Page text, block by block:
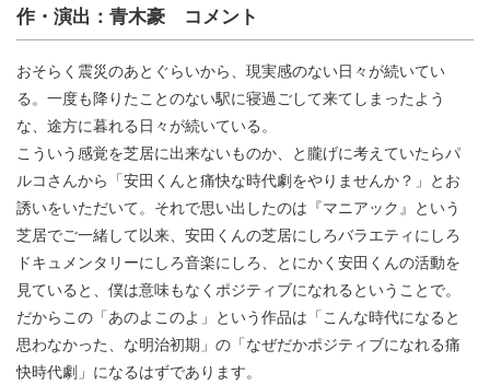
作・演出：青木豪 コメント
おそらく震災のあとぐらいから、現実感のない日々が続いてい
る。一度も降りたことのない駅に寝過ごして来てしまったよう
な、途方に暮れる日々が続いている。
こういう感覚を芝居に出来ないものか、と朧げに考えていたらパ
ルコさんから「安田くんと痛快な時代劇をやりませんか？」とお
誘いをいただいて。それで思い出したのは『マニアック』という
芝居でご一緒して以来、安田くんの芝居にしろバラエティにしろ
ドキュメンタリーにしろ音楽にしろ、とにかく安田くんの活動を
見ていると、僕は意味もなくポジティブになれるということで。
だからこの「あのよこのよ」という作品は「こんな時代になると
思わなかった、な明治初期」の「なぜだかポジティブになれる痛
快時代劇」になるはずであります。